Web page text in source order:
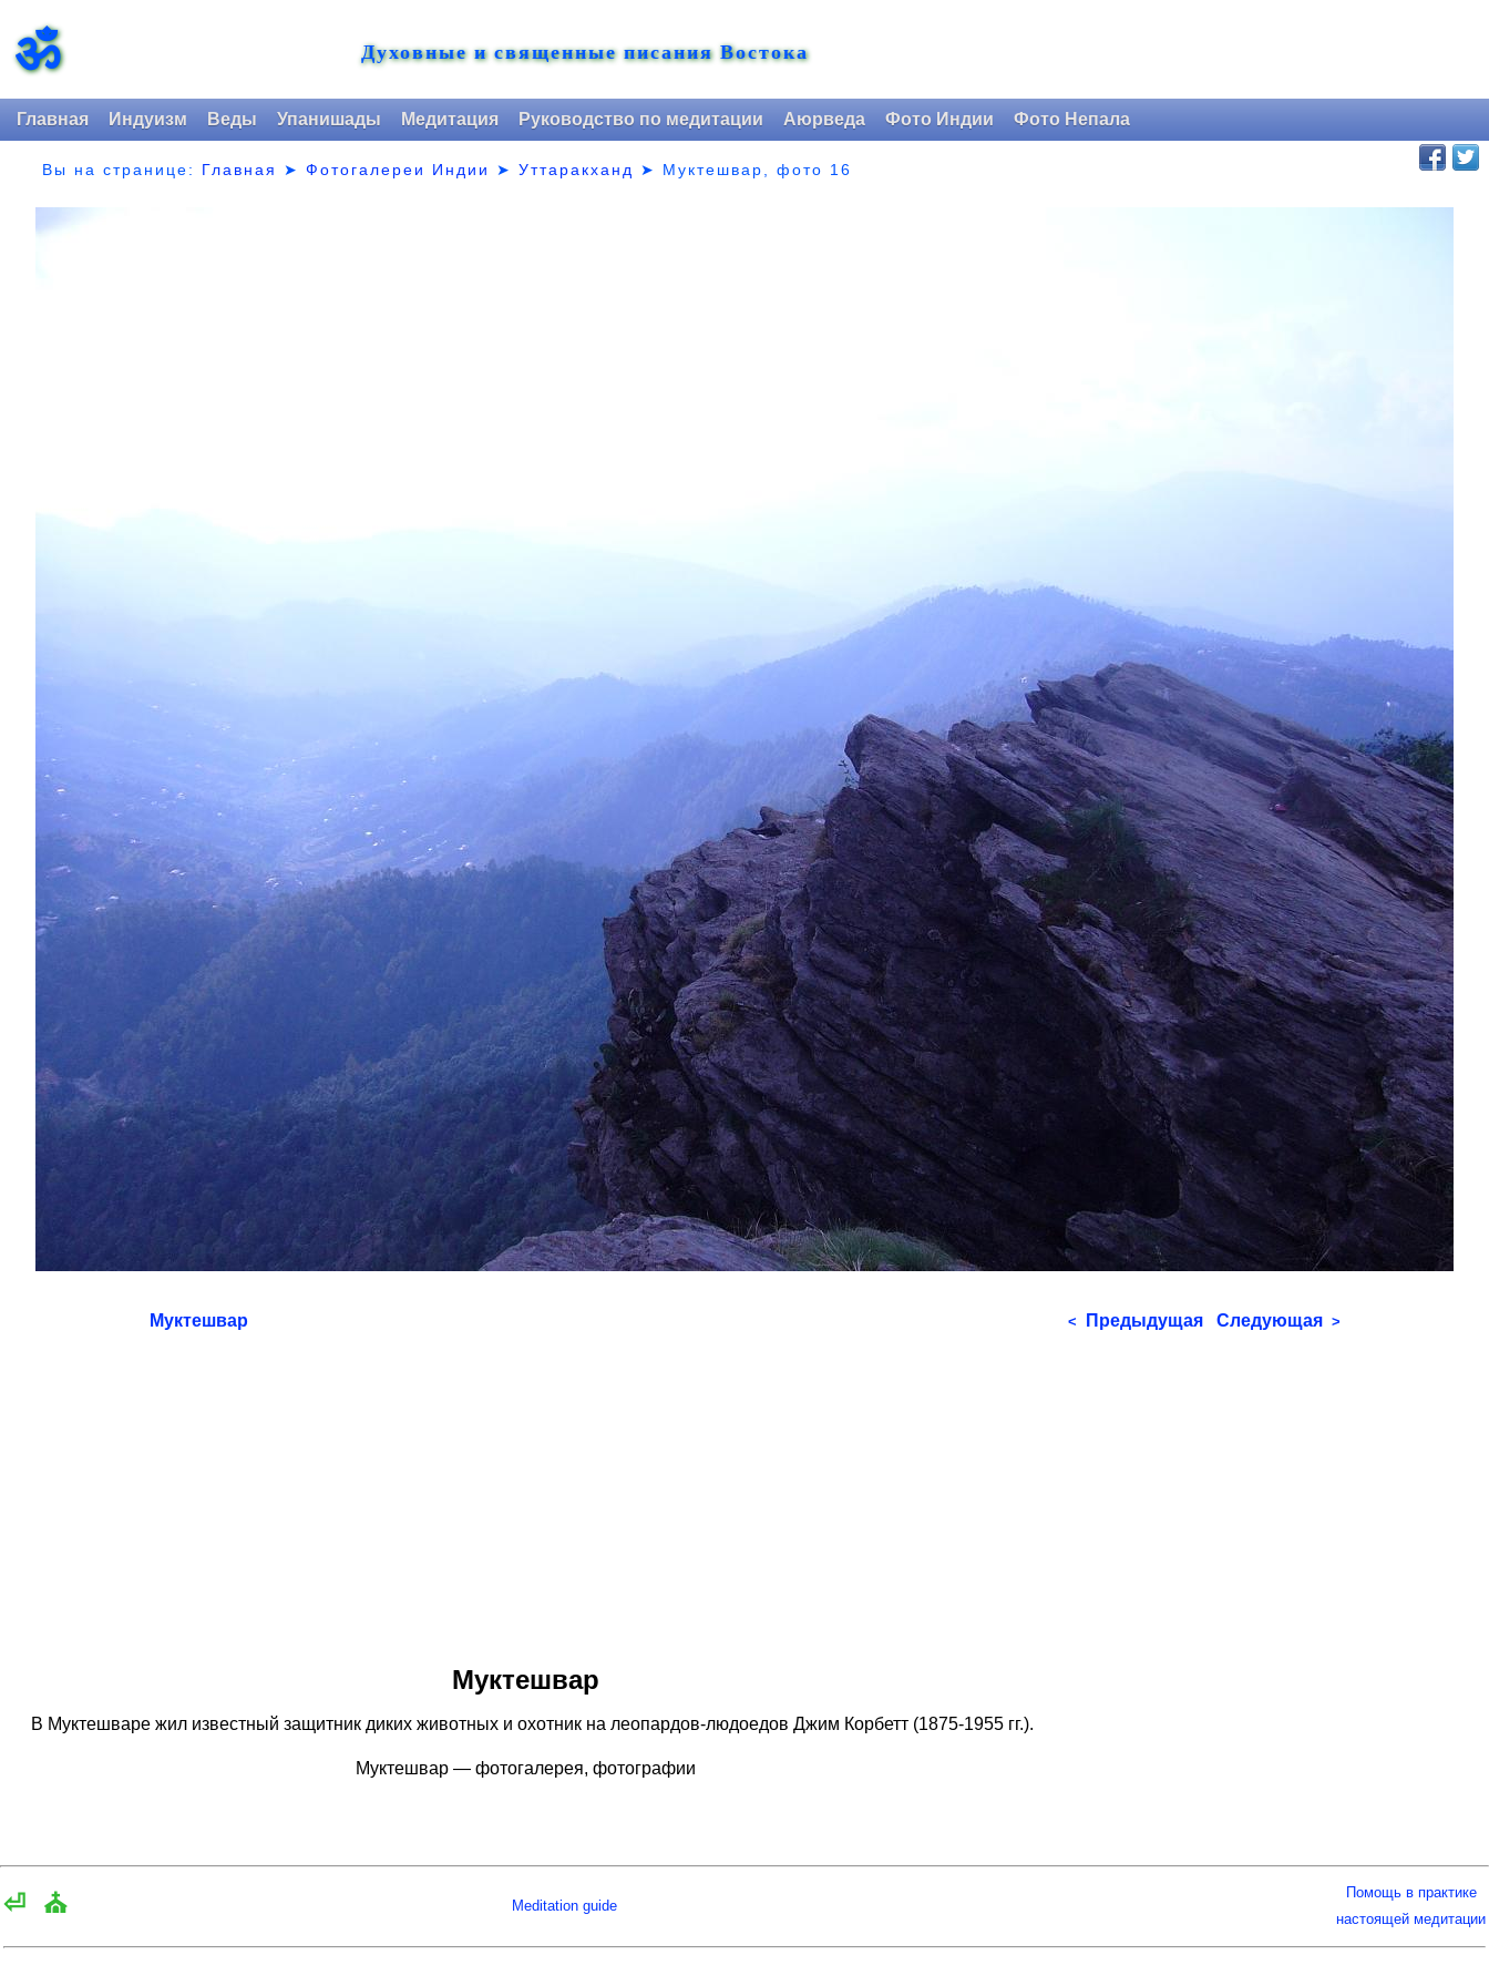
ॐ Духовные и священные писания Востока
Главная Индуизм Веды Упанишады Медитация Руководство по медитации Аюрведа Фото Индии Фото Непала
Вы на странице: Главная ➤Фотогалереи Индии ➤Уттаракханд ➤ Муктешвар, фото 16
Муктешвар < Предыдущая Следующая >
Муктешвар
В Муктешваре жил известный защитник диких животных и охотник на леопардов-людоедов Джим Корбетт (1875-1955 гг.).
Муктешвар — фотогалерея, фотографии
⏎ ⛪ Meditation guide
Помощь в практике
настоящей медитации